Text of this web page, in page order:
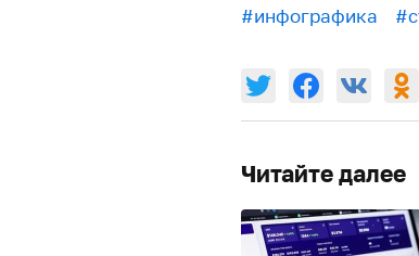
#инфографика
Читайте далее